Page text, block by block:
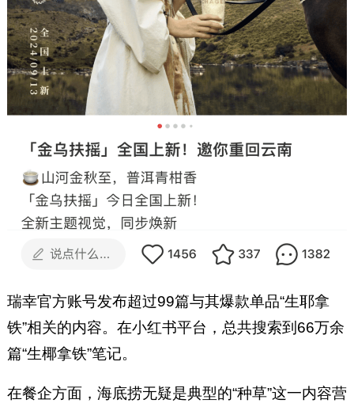
瑞幸官方账号发布超过99篇与其爆款单品“生耶拿
铁”相关的内容。在小红书平台，总共搜索到66万余
篇“生椰拿铁”笔记。
在餐企方面，海底捞无疑是典型的“种草”这一内容营